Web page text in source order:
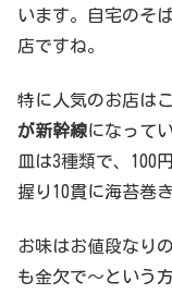
います。自宅のそ
店ですね。
特に人気のお店は
が新幹線になって
皿は3種類で、100
握り10貫に海苔巻
お味はお値段なり
も金欠で～という